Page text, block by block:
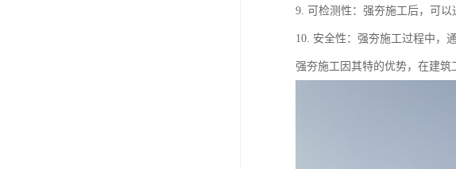
9. 可检测性：强夯施工后，可
10. 安全性：强夯施工过程中，
强夯施工因其特的优势，在建筑